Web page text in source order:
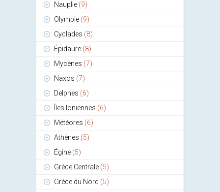
Nauplie (9)
Olympie (9)
Cyclades (8)
Épidaure (8)
Mycènes (7)
Naxos (7)
Delphes (6)
Îles Ioniennes (6)
Météores (6)
Athènes (5)
Égine (5)
Grèce Centrale (5)
Grèce du Nord (5)